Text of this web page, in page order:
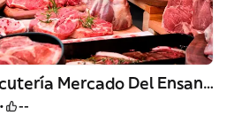
Charcutería Mercado Del Ensanche La Suiza
--